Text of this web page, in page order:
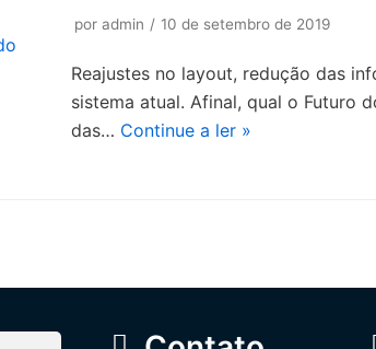
por admin 10 de setembro de 2019
Reajustes no layout, redução das
sistema atual. Afinal, qual o Futuro
das… Continue a ler »